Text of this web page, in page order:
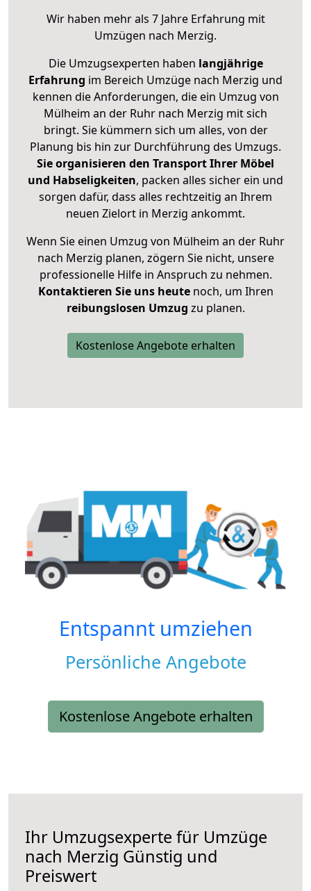
Wir haben mehr als 7 Jahre Erfahrung mit
Umzügen nach Merzig.
Die Umzugsexperten haben langjährige
Erfahrung im Bereich Umzüge nach Merzig und
kennen die Anforderungen, die ein Umzug von
Mülheim an der Ruhr nach Merzig mit sich
bringt. Sie kümmern sich um alles, von der
Planung bis hin zur Durchführung des Umzugs.
Sie organisieren den Transport Ihrer Möbel
und Habseligkeiten, packen alles sicher ein und
sorgen dafür, dass alles rechtzeitig an Ihrem
neuen Zielort in Merzig ankommt.
Wenn Sie einen Umzug von Mülheim an der Ruhr
nach Merzig planen, zögern Sie nicht, unsere
professionelle Hilfe in Anspruch zu nehmen.
Kontaktieren Sie uns heutenoch, um Ihren
reibungslosen Umzug zu planen.
Kostenlose Angebote erhalten
Entspannt umziehen
Persönliche Angebote
Kostenlose Angebote erhalten
Ihr Umzugsexperte für Umzüge
nach Merzig Günstig und
Preiswert